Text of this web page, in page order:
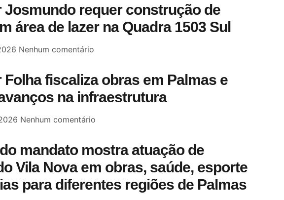
Josmundo requer construção de
área de lazer na Quadra 1503 Sul
Nenhum comentário
Folha fiscaliza obras em Palmas e
na infraestrutura
Nenhum comentário
mandato mostra atuação de
Vila Nova em obras, saúde, esporte
para diferentes regiões de Palmas